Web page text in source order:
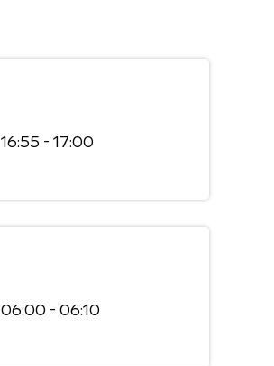
16:55 - 17:00
06:00 - 06:10